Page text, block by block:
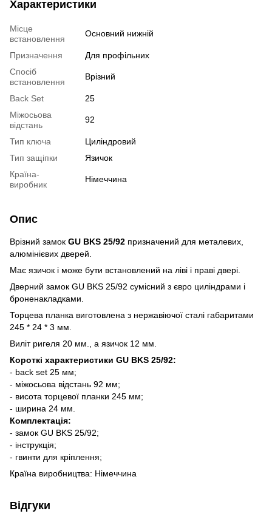
Характеристики
Місце
встановлення
Основний нижній
Призначення
Для профільних
Спосіб
встановлення
Врізний
Back Set
25
Міжосьова
відстань
92
Тип ключа
Циліндровий
Тип защіпки
Язичок
Країна-
виробник
Німеччина
Опис
Врізний замок GU BKS 25/92 призначений для металевих,
алюмінієвих дверей.
Має язичок і може бути встановлений на ліві і праві двері.
Дверний замок GU BKS 25/92 сумісний з євро циліндрами і
броненакладками.
Торцева планка виготовлена з нержавіючої сталі габаритами
245 * 24 * 3 мм.
Виліт ригеля 20 мм., а язичок 12 мм.
Короткі характеристики GU BKS 25/92:
- back set 25 мм;
- міжосьова відстань 92 мм;
- висота торцевої планки 245 мм;
- ширина 24 мм.
Комплектація:
- замок GU BKS 25/92;
- інструкція;
- гвинти для кріплення;
Країна виробництва: Німеччина
Відгуки